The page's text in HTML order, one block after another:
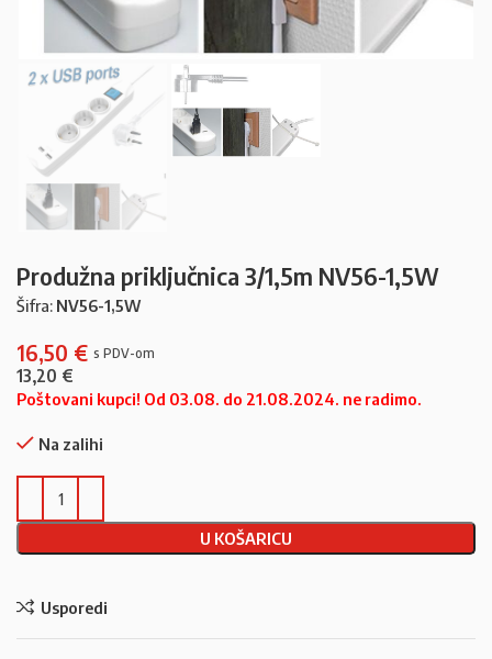
Produžna priključnica 3/1,5m NV56-1,5W
Šifra: NV56-1,5W
16,50 €
13,20 €
Poštovani kupci! Od 03.08. do 21.08.2024. ne radimo.
Na zalihi
U KOŠARICU
Usporedi